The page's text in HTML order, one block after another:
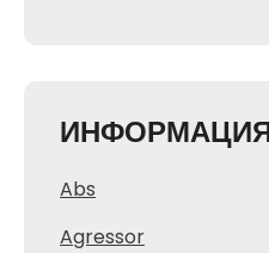
Abs
Agressor